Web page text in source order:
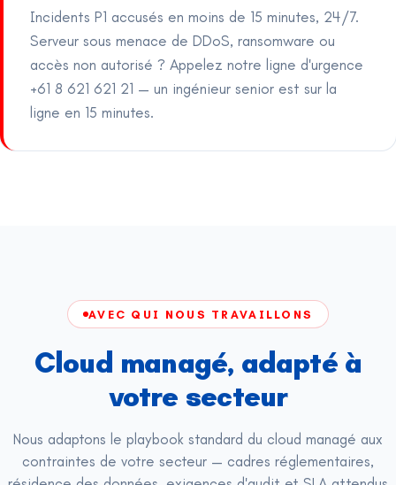
Incidents P1 accusés en moins de 15 minutes, 24/7.
Serveur sous menace de DDoS, ransomware ou
accès non autorisé ? Appelez notre ligne d'urgence
+61 8 621 621 21 — un ingénieur senior est sur la
ligne en 15 minutes.
AVEC QUI NOUS TRAVAILLONS
Cloud managé, adapté à
votre secteur
Nous adaptons le playbook standard du cloud managé aux
contraintes de votre secteur — cadres réglementaires,